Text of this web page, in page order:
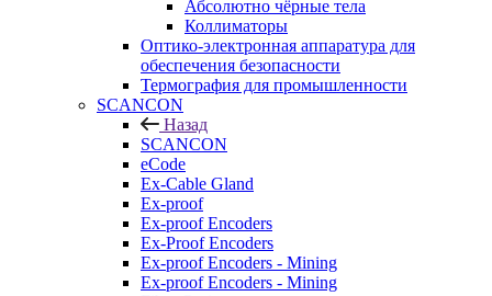
Абсолютно чёрные тела
Коллиматоры
Оптико-электронная аппаратура для
обеспечения безопасности
Термография для промышленности
SCANCON
Назад
SCANCON
eCode
Ex-Cable Gland
Ex-proof
Ex-proof Encoders
Ex-Proof Encoders
Ex-proof Encoders - Mining
Ex-proof Encoders - Mining